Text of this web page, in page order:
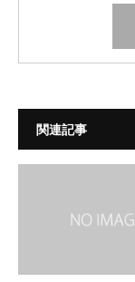
関連記事